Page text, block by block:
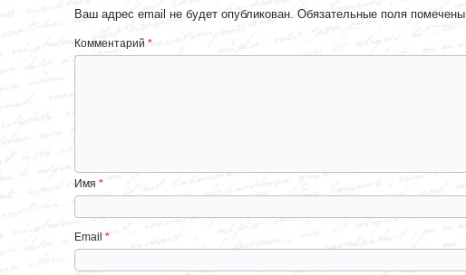
Ваш адрес email не будет опубликован. Обязательные поля помечены
Комментарий *
Имя *
Email *